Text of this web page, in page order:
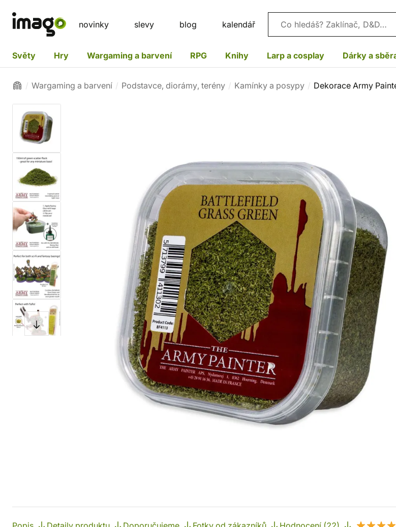
novinky slevy blog kalendář Vyhledávání
Světy Hry Wargaming a barvení RPG Knihy Larp a cosplay Dárky a
Wargaming a barvení Podstavce, diorámy, terény Kamínky a posypy Dekorace Army